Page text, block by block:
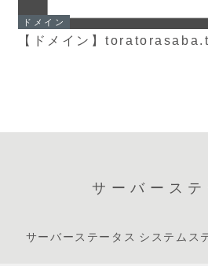
ドメイン
【ドメイン】
サーバーステ
サーバーステータス システムス